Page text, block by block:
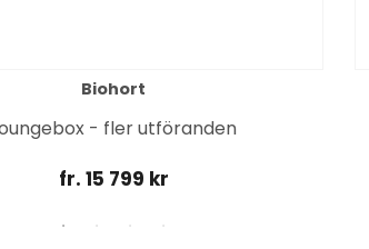
Biohort
- fler utföranden
fr. 15 799 kr